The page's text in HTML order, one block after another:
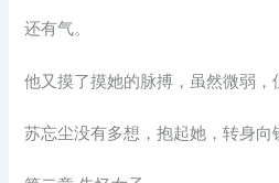
还有气。
他又摸了摸她的脉搏，虽然微弱，
苏忘尘没有多想，抱起她，转身向